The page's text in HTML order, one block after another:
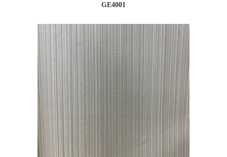
GE4001